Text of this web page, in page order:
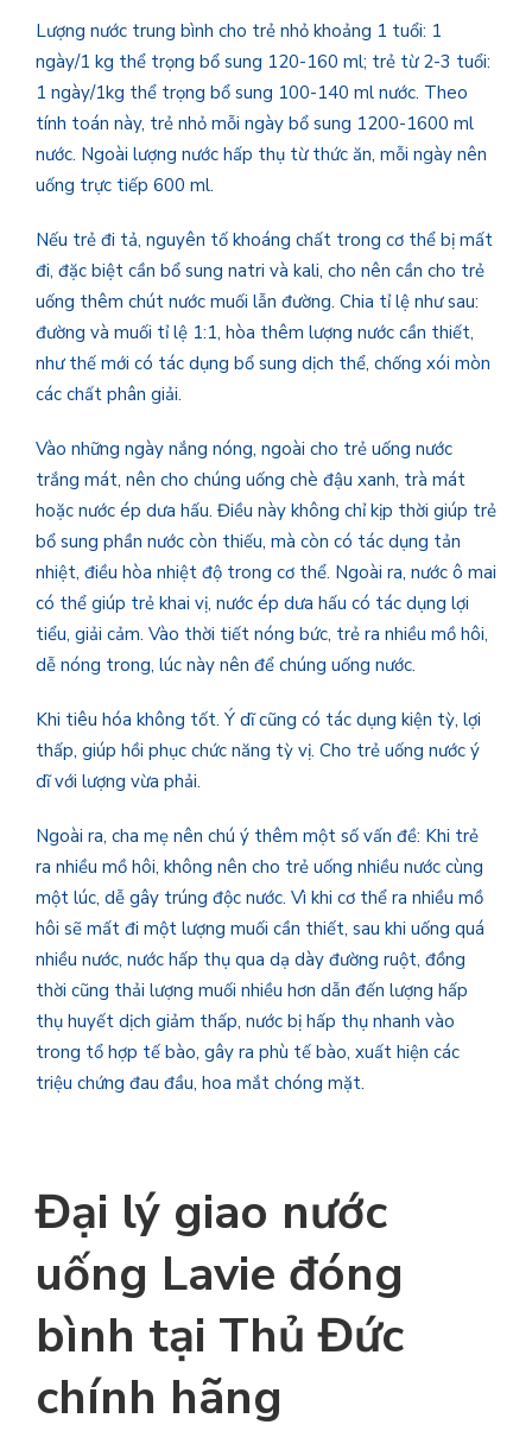
Lượng nước trung bình cho trẻ nhỏ khoảng 1 tuổi: 1
ngày/1 kg thể trọng bổ sung 120-160 ml; trẻ từ 2-3 tuổi:
1 ngày/1kg thể trọng bổ sung 100-140 ml nước. Theo
tính toán này, trẻ nhỏ mỗi ngày bổ sung 1200-1600 ml
nước. Ngoài lượng nước hấp thụ từ thức ăn, mỗi ngày nên
uống trực tiếp 600 ml.
Nếu trẻ đi tả, nguyên tố khoáng chất trong cơ thể bị mất
đi, đặc biệt cần bổ sung natri và kali, cho nên cần cho trẻ
uống thêm chút nước muối lẫn đường. Chia tỉ lệ như sau:
đường và muối tỉ lệ 1:1, hòa thêm lượng nước cần thiết,
như thế mới có tác dụng bổ sung dịch thể, chống xói mòn
các chất phân giải.
Vào những ngày nắng nóng, ngoài cho trẻ uống nước
trắng mát, nên cho chúng uống chè đậu xanh, trà mát
hoặc nước ép dưa hấu. Điều này không chỉ kịp thời giúp trẻ
bổ sung phần nước còn thiếu, mà còn có tác dụng tản
nhiệt, điều hòa nhiệt độ trong cơ thể. Ngoài ra, nước ô mai
có thể giúp trẻ khai vị, nước ép dưa hấu có tác dụng lợi
tiểu, giải cảm. Vào thời tiết nóng bức, trẻ ra nhiều mồ hôi,
dễ nóng trong, lúc này nên để chúng uống nước.
Khi tiêu hóa không tốt. Ý dĩ cũng có tác dụng kiện tỳ, lợi
thấp, giúp hồi phục chức năng tỳ vị. Cho trẻ uống nước ý
dĩ với lượng vừa phải.
Ngoài ra, cha mẹ nên chú ý thêm một số vấn đề: Khi trẻ
ra nhiều mồ hôi, không nên cho trẻ uống nhiều nước cùng
một lúc, dễ gây trúng độc nước. Vì khi cơ thể ra nhiều mồ
hôi sẽ mất đi một lượng muối cần thiết, sau khi uống quá
nhiều nước, nước hấp thụ qua dạ dày đường ruột, đồng
thời cũng thải lượng muối nhiều hơn dẫn đến lượng hấp
thụ huyết dịch giảm thấp, nước bị hấp thụ nhanh vào
trong tổ hợp tế bào, gây ra phù tế bào, xuất hiện các
triệu chứng đau đầu, hoa mắt chóng mặt.
Đại lý giao nước
uống Lavie đóng
bình tại Thủ Đức
chính hãng